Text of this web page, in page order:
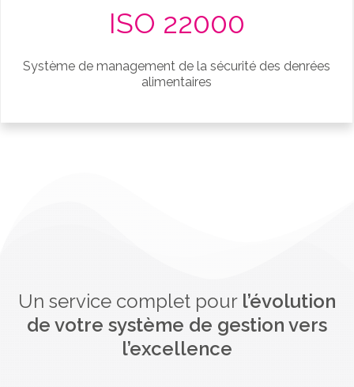
ISO 22000
Système de management de la sécurité des denrées
alimentaires
Un service complet pour l’évolution
de votre système de gestion vers
l’excellence